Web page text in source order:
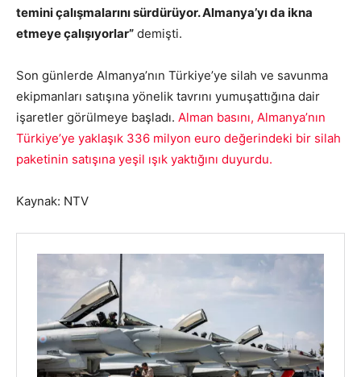
temini çalışmalarını sürdürüyor. Almanya’yı da ikna
etmeye çalışıyorlar” demişti.
Son günlerde Almanya’nın Türkiye’ye silah ve savunma
ekipmanları satışına yönelik tavrını yumuşattığına dair
işaretler görülmeye başladı. Alman basını, Almanya’nın
Türkiye’ye yaklaşık 336 milyon euro değerindeki bir silah
paketinin satışına yeşil ışık yaktığını duyurdu.
Kaynak: NTV